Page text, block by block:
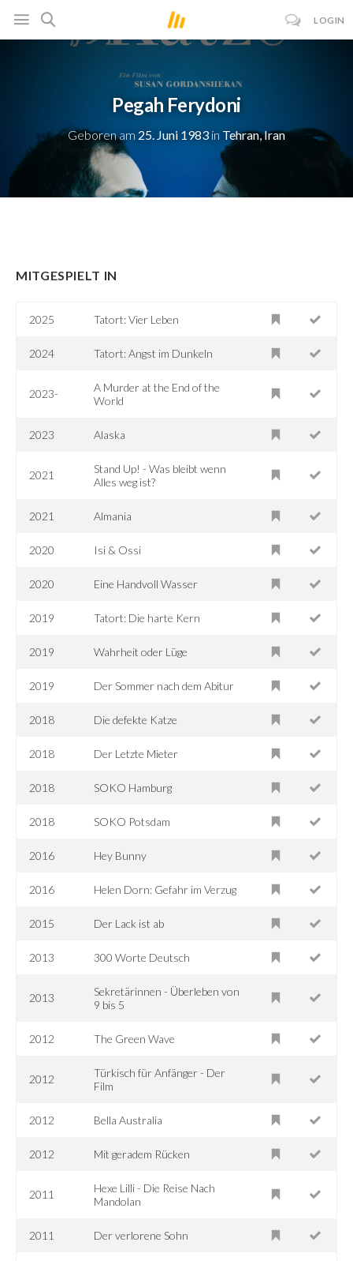
LOGIN
Pegah Ferydoni
Geboren am 25. Juni 1983 in Tehran, Iran
MITGESPIELT IN
2025 Tatort: Vier Leben
2024 Tatort: Angst im Dunkeln
2023-
A Murder at the End of the
World
2023 Alaska
2021
Stand Up! - Was bleibt wenn
Alles weg ist?
2021 Almania
2020 Isi & Ossi
2020 Eine Handvoll Wasser
2019 Tatort: Die harte Kern
2019 Wahrheit oder Lüge
2019 Der Sommer nach dem Abitur
2018 Die defekte Katze
2018 Der Letzte Mieter
2018 SOKO Hamburg
2018 SOKO Potsdam
2016 Hey Bunny
2016 Helen Dorn: Gefahr im Verzug
2015 Der Lack ist ab
2013 300 Worte Deutsch
2013
Sekretärinnen - Überleben von
9 bis 5
2012 The Green Wave
2012
Türkisch für Anfänger - Der
Film
2012 Bella Australia
2012 Mit geradem Rücken
2011
Hexe Lilli - Die Reise Nach
Mandolan
2011 Der verlorene Sohn